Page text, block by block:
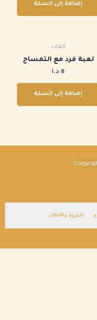
إضافة إلى السلة
ألعاب
‏لعبة فرد مع التمساح
8 د.ا
إضافة إلى السلة
الشروط والاحكام